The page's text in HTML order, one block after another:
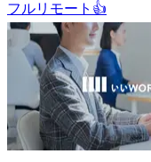
フルリモート 👍